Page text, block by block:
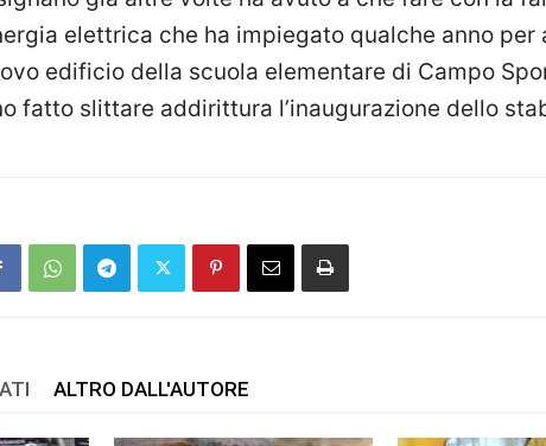
elettrica che ha impiegato qualche anno per
edificio della scuola elementare di Campo
fatto slittare addirittura l’inaugurazione dello
ALTRO DALL'AUTORE